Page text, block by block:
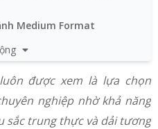
Medium Format
được xem là lựa chọn
nghiệp nhờ khả năng
sắc trung thực và dải tương